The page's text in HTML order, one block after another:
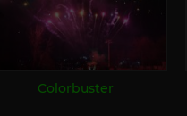
Colorbuster